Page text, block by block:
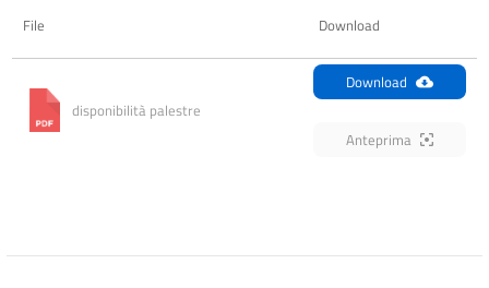
File Download
disponibilità palestre
Download
Anteprima